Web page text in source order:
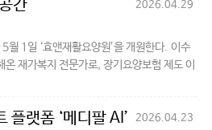
간 2026.04.29
1일 ‘효앤재활요양원’을 개원한다. 이수
재가복지 전문가로, 장기요양보험 제도 이
플랫폼 ‘메디팔 AI’ 출시2026.04.23